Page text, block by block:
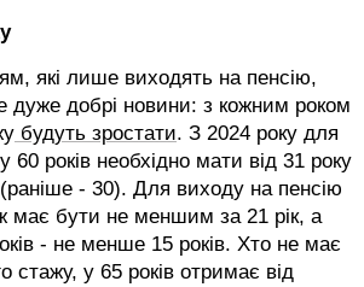
які лише виходять на пенсію,
дуже добрі новини: з кожним роком
будуть зростати. З 2024 року для
60 років необхідно мати від 31 року
- 30). Для виходу на пенсію
має бути не меншим за 21 рік, а
- не менше 15 років. Хто не має
стажу, у 65 років отримає від